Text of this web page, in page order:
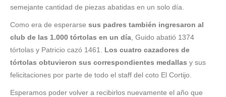
semejante cantidad de piezas abatidas en un solo día.
Como era de esperarse sus padres también ingresaron al
club de las 1.000 tórtolas en un día , Guido abatió 1374
tórtolas y Patricio cazó 1461. Los cuatro cazadores de
tórtolas obtuvieron sus correspondientes medallas y sus
felicitaciones por parte de todo el staff del coto El Cortijo.
Esperamos poder volver a recibirlos nuevamente el año que